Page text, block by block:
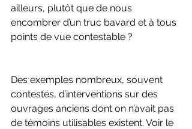
ailleurs, plutôt que de nous
encombrer d’un truc bavard et à tous
points de vue contestable ?
Des exemples nombreux, souvent
contestés, d’interventions sur des
ouvrages anciens dont on n’avait pas
de témoins utilisables existent. Voir le